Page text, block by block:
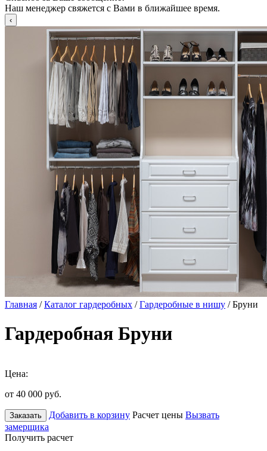
Наш менеджер свяжется с Вами в ближайшее время.
Главная /Каталог гардеробных /Гардеробные в нишу / Бруни
Гардеробная Бруни
Цена:
от 40 000 руб.
Заказать Добавить в корзину Расчет цены Вызвать
замерщика
Получить расчет